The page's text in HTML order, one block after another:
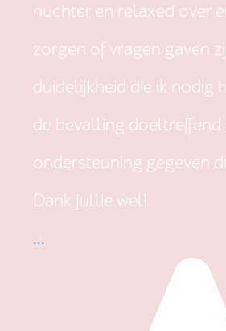
nuchter en relaxed over
zorgen of vragen gaven
duidelijkheid die ik nodig
de bevalling doeltreffend
ondersteuning gegeven
Dank jullie wel!
...